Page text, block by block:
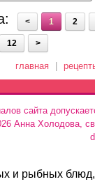
< 1 2
12 >
главная
сайта
Анна Холодова,
и рыбных